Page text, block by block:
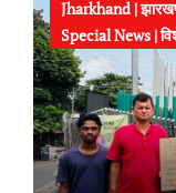
Jharkhand |
Special News |